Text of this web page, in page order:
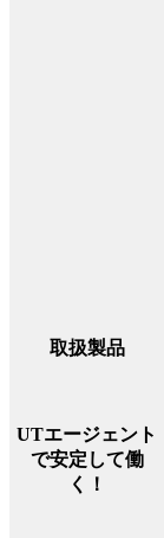
取扱製品
UTエージェント
で安定して働
く！